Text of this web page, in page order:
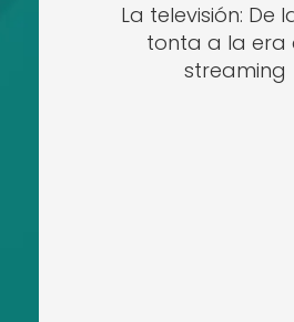
La televisión: De
tonta a la era
streaming